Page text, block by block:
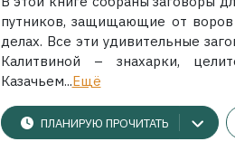
путников, защищающие от
делах. Все эти удивительные
Калитвиной – знахарки,
Казачьем...Ещё
ПЛАНИРУЮ ПРОЧИТАТЬ